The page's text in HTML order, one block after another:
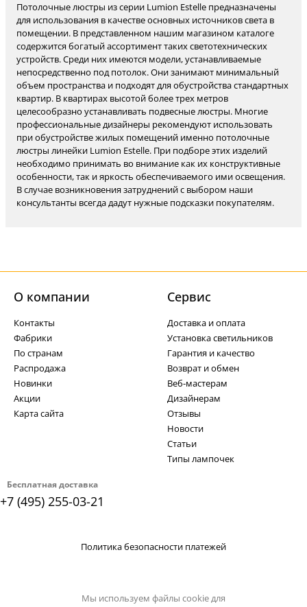
Потолочные люстры из серии Lumion Estelle предназначены
для использования в качестве основных источников света в
помещении. В представленном нашим магазином каталоге
содержится богатый ассортимент таких светотехнических
устройств. Среди них имеются модели, устанавливаемые
непосредственно под потолок. Они занимают минимальный
объем пространства и подходят для обустройства стандартных
квартир. В квартирах высотой более трех метров
целесообразно устанавливать подвесные люстры. Многие
профессиональные дизайнеры рекомендуют использовать
при обустройстве жилых помещений именно потолочные
люстры линейки Lumion Estelle. При подборе этих изделий
необходимо принимать во внимание как их конструктивные
особенности, так и яркость обеспечиваемого ими освещения.
В случае возникновения затруднений с выбором наши
консультанты всегда дадут нужные подсказки покупателям.
Бесплатная доставка
+7 (495) 255-03-21
О компании
Контакты
Фабрики
По странам
Распродажа
Новинки
Акции
Карта сайта
Cервис
Доставка и оплата
Установка светильников
Гарантия и качество
Возврат и обмен
Веб-мастерам
Дизайнерам
Отзывы
Новости
Статьи
Типы лампочек
Политика безопасности платежей
Мы используем файлы cookie для